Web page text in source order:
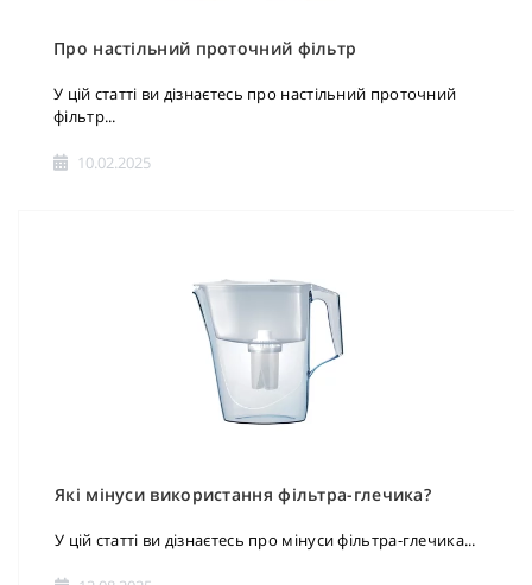
Про настільний проточний фільтр
У цій статті ви дізнаєтесь про настільний проточний
фільтр...
10.02.2025
Які мінуси використання фільтра-глечика?
У цій статті ви дізнаєтесь про мінуси фільтра-глечика...